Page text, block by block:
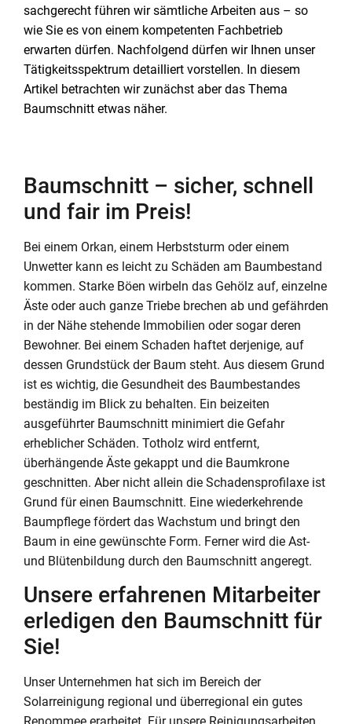
sachgerecht führen wir sämtliche Arbeiten aus – so
wie Sie es von einem kompetenten Fachbetrieb
erwarten dürfen. Nachfolgend dürfen wir Ihnen unser
Tätigkeitsspektrum detailliert vorstellen. In diesem
Artikel betrachten wir zunächst aber das Thema
Baumschnitt etwas näher.
Baumschnitt – sicher, schnell
und fair im Preis!
Bei einem Orkan, einem Herbststurm oder einem
Unwetter kann es leicht zu Schäden am Baumbestand
kommen. Starke Böen wirbeln das Gehölz auf, einzelne
Äste oder auch ganze Triebe brechen ab und gefährden
in der Nähe stehende Immobilien oder sogar deren
Bewohner. Bei einem Schaden haftet derjenige, auf
dessen Grundstück der Baum steht. Aus diesem Grund
ist es wichtig, die Gesundheit des Baumbestandes
beständig im Blick zu behalten. Ein beizeiten
ausgeführter Baumschnitt minimiert die Gefahr
erheblicher Schäden. Totholz wird entfernt,
überhängende Äste gekappt und die Baumkrone
geschnitten. Aber nicht allein die Schadensprofilaxe ist
Grund für einen Baumschnitt. Eine wiederkehrende
Baumpflege fördert das Wachstum und bringt den
Baum in eine gewünschte Form. Ferner wird die Ast-
und Blütenbildung durch den Baumschnitt angeregt.
Unsere erfahrenen Mitarbeiter
erledigen den Baumschnitt für
Sie!
Unser Unternehmen hat sich im Bereich der
Solarreinigung regional und überregional ein gutes